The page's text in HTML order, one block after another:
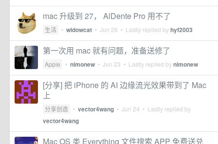
mac 升级到 27， AlDente Pro 用不了
生活 • widowcat • Jun 26 • Lastly replied byhyf2003
第一次用 mac 就有问题，准备送修了
Apple • nimonew • Jun 23 • Lastly replied bynimonew
[分享] 把 iPhone 的 AI 边缘流光效果带到了 Mac
上
分享创造 • vector4wang • Jun 24 • Lastly replied by
vector4wang
Mac OS 类 Everything 文件搜索 APP 免费送兑